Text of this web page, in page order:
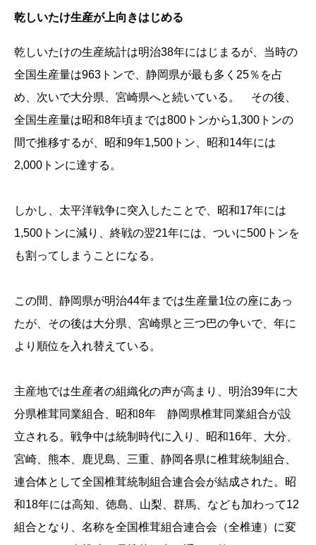
乾しいたけ生産が上向きはじめる
乾しいたけの生産統計は明治38年にはじまるが、当時の
全国生産量は963トンで、静岡県が最も多く25％を占
め、次いで大分県、宮崎県へと続いている。 その後、
全国生産量は昭和8年頃までは800トンから1,300トンの
間で推移するが、昭和9年1,500トン、昭和14年には
2,000トンに達する。
しかし、太平洋戦争に突入したことで、昭和17年には
1,500トンに減り、終戦の翌21年には、ついに500トンを
も割ってしまうことになる。
この間、静岡県が明治44年までは生産量1位の座にあっ
たが、その後は大分県、宮崎県と三つ巴の争いで、年に
より順位を入れ替えている。
主産地では生産者の組織化の声が高まり、明治39年に大
分県椎茸同業組合、昭和8年 静岡県椎茸同業組合が設
立される。戦争中は統制時代に入り、昭和16年、大分、
宮崎、熊本、鹿児島、三重、静岡各県に椎茸統制組合、
連合体として全国椎茸統制組合連合会が結成された。昭
和18年には高知、徳島、山梨、群馬、なども加わって12
組合となり、名称を全国椎茸組合連合会（全椎連）に変